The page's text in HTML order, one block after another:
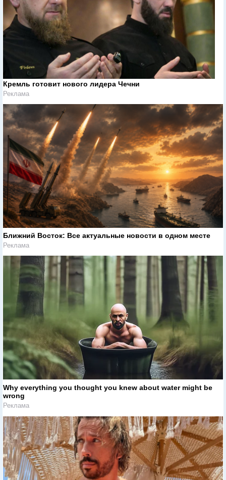
Кремль готовит нового лидера Чечни
Реклама
Ближний Восток: Все актуальные новости в одном месте
Реклама
Why everything you thought you knew about water might be
wrong
Реклама